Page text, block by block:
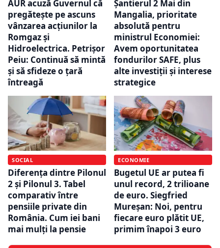
AUR acuză Guvernul că
pregătește pe ascuns
vânzarea acțiunilor la
Romgaz și
Hidroelectrica. Petrișor
Peiu: Continuă să mintă
și să sfideze o țară
întreagă
Șantierul 2 Mai din
Mangalia, prioritate
absolută pentru
ministrul Economiei:
Avem oportunitatea
fondurilor SAFE, plus
alte investiţii şi interese
strategice
SOCIAL
Diferența dintre Pilonul
2 și Pilonul 3. Tabel
comparativ între
pensiile private din
România. Cum iei bani
mai mulți la pensie
ECONOMIE
Bugetul UE ar putea fi
unul record, 2 trilioane
de euro. Siegfried
Mureșan: Noi, pentru
fiecare euro plătit UE,
primim înapoi 3 euro